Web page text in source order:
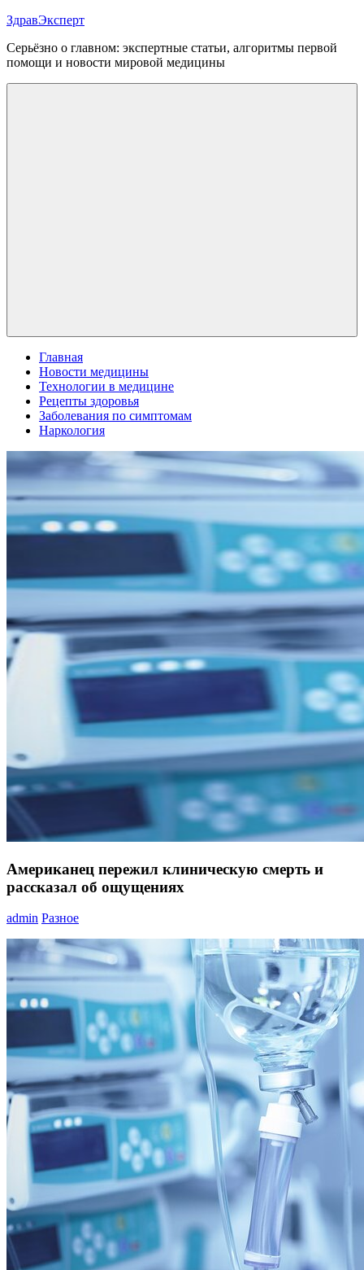
Перейти
содержимому
ЗдравЭксперт
Серьёзно о главном: экспертные статьи, алгоритмы первой
помощи и новости мировой медицины
Главная
Новости медицины
Технологии в медицине
Рецепты здоровья
Заболевания по симптомам
Наркология
Американец пережил клиническую смерть и
рассказал об ощущениях
admin Разное